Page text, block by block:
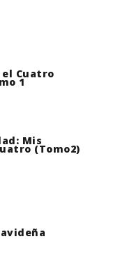
Cuatro
1
Mis
(Tomo2)